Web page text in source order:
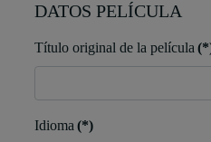
DATOS PELÍCULA
Título original de la película
Idioma (*)